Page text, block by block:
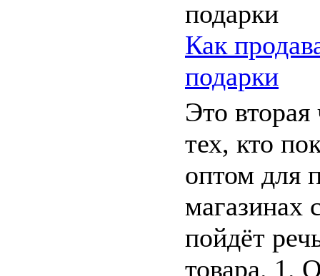
Как
подарки
Это вторая
тех, кто
оптом для
магазинах
пойдёт
товара. 1.